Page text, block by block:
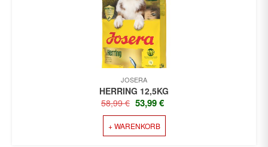
JOSERA
HERRING 12,5KG
58,99€ URSPRÜNGLICHER
PREIS
WAR:
58,99 €
53,99€
+ WARENKORB